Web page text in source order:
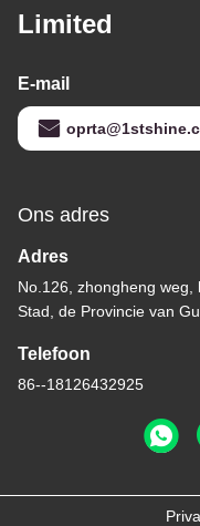
Limited
E-mail
Ons adres
Adres
No.126, zhongheng
Stad, de Provincie van
Telefoon
86--18126432925